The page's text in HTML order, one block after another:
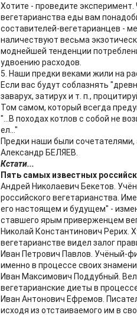
Хотите - проведите
вегетарианства еды вам
составителей-вегетарианцев -
наличествуют весьма
моднейшей тенденции
удвоению расходов.
5. Наши предки веками жили на
Если вас будут соблазнять
заварух, затирух и т. п.,
Том самом, который всегда
"...В походах котлов с собой не
ел..."
Предки наши были сочетателями,
Александр БЕЛЯЕВ.
Кстати...
Пять самых известных
Андрей Николаевич Бекетов.
российского вегетарианства.
его настоящем и будущем" -
ставшего ярым приверженцем
Николай Константинович Рерих.
вегетарианстве видел залог
Иван Петрович Павлов. Учёный-
именно в процессе своих
Иван Максимович Поддубный.
вегетарианские диеты в
Иван Антонович Ефремов.
исходя из отстаиваемого им в